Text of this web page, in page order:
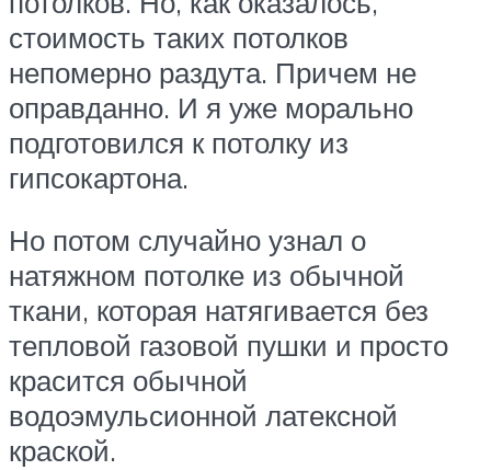
стоимость таких потолков
непомерно раздута. Причем не
оправданно. И я уже морально
подготовился к потолку из
гипсокартона.
Но потом случайно узнал о
натяжном потолке из обычной
ткани, которая натягивается без
тепловой газовой пушки и просто
красится обычной
водоэмульсионной латексной
краской.